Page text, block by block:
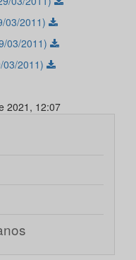
03/2011)
03/2011)
03/2011)
2021, 12:07